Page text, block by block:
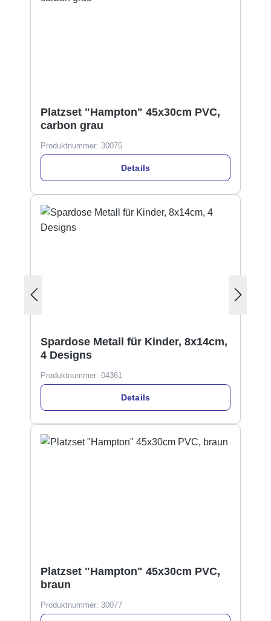
Platzset "Hampton" 45x30cm PVC,
carbon grau
Produktnummer: 30075
Details
Spardose Metall für Kinder, 8x14cm,
4 Designs
Produktnummer: 04361
Details
Platzset "Hampton" 45x30cm PVC,
braun
Produktnummer: 30077